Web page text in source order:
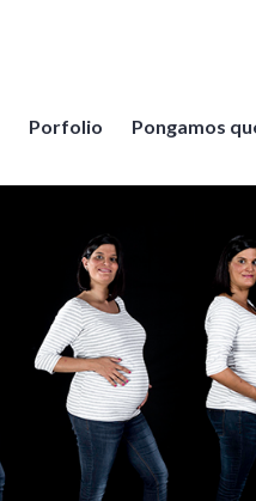
Porfolio Pongamos